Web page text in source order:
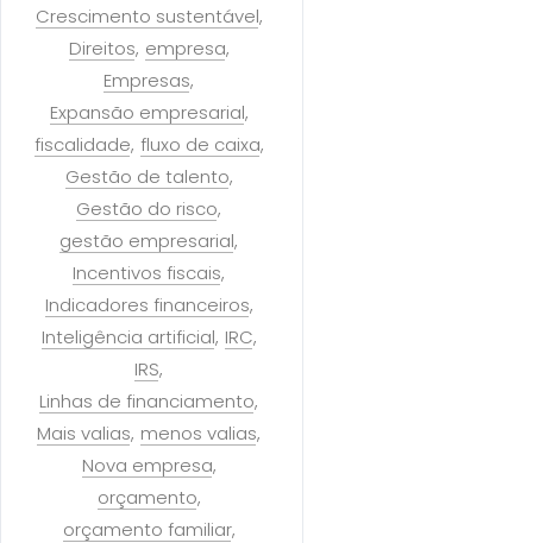
Crescimento sustentável
Direitos empresa
Empresas
Expansão empresarial
fiscalidade fluxo de caixa
Gestão de talento
Gestão do risco
gestão empresarial
Incentivos fiscais
Indicadores financeiros
Inteligência artificial IRC
IRS
Linhas de financiamento
Mais valias menos valias
Nova empresa
orçamento
orçamento familiar